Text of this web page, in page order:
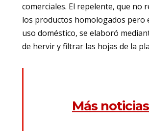
comerciales. El repelente, que no
los productos homologados pero
uso doméstico, se elaboró
de hervir y filtrar las hojas de la
Más noticias